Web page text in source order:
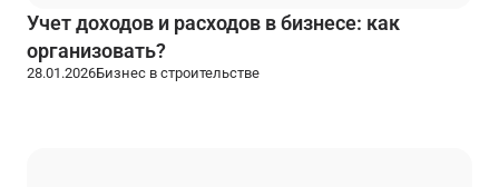
Учет доходов и расходов в бизнесе: как
организовать?
28.01.2026Бизнес в строительстве